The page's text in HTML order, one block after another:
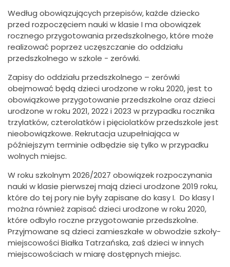
Według obowiązujących przepisów, każde dziecko
przed rozpoczęciem nauki w klasie I ma obowiązek
rocznego przygotowania przedszkolnego, które może
realizować poprzez uczęszczanie do oddziału
przedszkolnego w szkole - zerówki.
Zapisy do oddziału przedszkolnego – zerówki
obejmować będą dzieci urodzone w roku 2020, jest to
obowiązkowe przygotowanie przedszkolne oraz dzieci
urodzone w roku 2021, 2022 i 2023 w przypadku rocznika
trzylatków, czterolatków i pięciolatków przedszkole jest
nieobowiązkowe. Rekrutacja uzupełniająca w
późniejszym terminie odbędzie się tylko w przypadku
wolnych miejsc.
W roku szkolnym 2026/2027 obowiązek rozpoczynania
nauki w klasie pierwszej mają dzieci urodzone 2019 roku,
które do tej pory nie były zapisane do kasy I. Do klasy I
można również zapisać dzieci urodzone w roku 2020,
które odbyło roczne przygotowanie przedszkolne.
Przyjmowane są dzieci zamieszkałe w obwodzie szkoły-
miejscowości Białka Tatrzańska, zaś dzieci w innych
miejscowościach w miarę dostępnych miejsc.